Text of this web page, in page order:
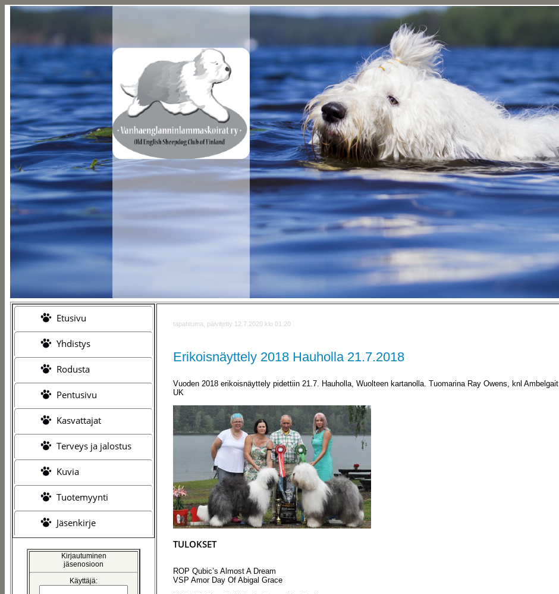
Etusivu
Yhdistys
Rodusta
Pentusivu
Kasvattajat
Terveys ja jalostus
Kuvia
Tuotemyynti
Jäsenkirje
Kirjautuminen
jäsenosioon
Käyttäjä:
tapahtuma, päivitetty 12.7.2020 klo 01:20
Erikoisnäyttely 2018 Hauholla 21.7.2018
Vuoden 2018 erikoisnäyttely pidettiin 21.7. Hauholla, Wuolteen kartanolla. Tuomarina Ray Owens, knl Ambelgait
UK
TULOKSET
ROP Qubic’s Almost A Dream
VSP Amor Day Of Abigal Grace